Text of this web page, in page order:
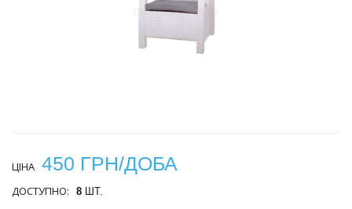
ЦІНА 450 ГРН/ДОБА
ДОСТУПНО: 8 ШТ.